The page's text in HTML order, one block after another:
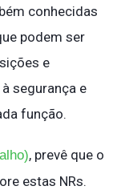
conhecidas
podem ser
e
segurança e
função.
, prevê que o
estas NRs.